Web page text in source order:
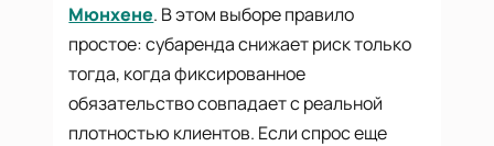
Мюнхене. В этом выборе правило
простое: субаренда снижает риск только
тогда, когда фиксированное
обязательство совпадает с реальной
плотностью клиентов. Если спрос еще